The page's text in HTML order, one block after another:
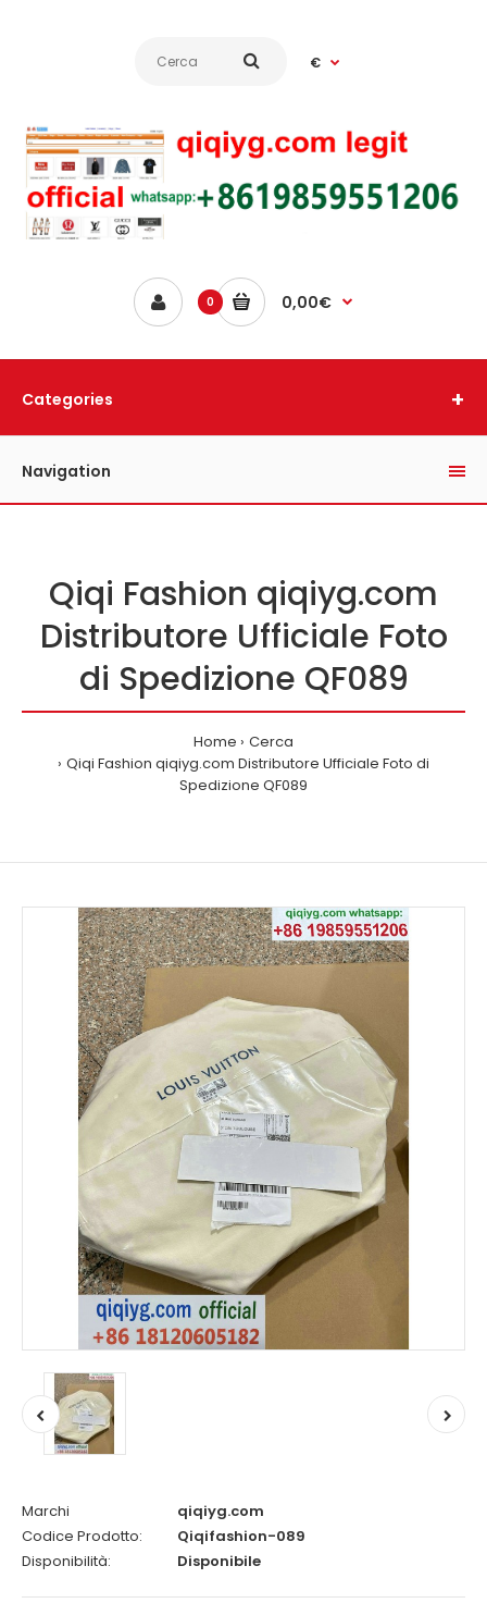
€
0 0,00€
Categories
Navigation
Qiqi Fashion qiqiyg.com
Distributore Ufficiale Foto
di Spedizione QF089
Home
Cerca
Qiqi Fashion qiqiyg.com Distributore Ufficiale Foto di
Spedizione QF089
Marchi
qiqiyg.com
Codice Prodotto:
Qiqifashion-089
Disponibilità:
Disponibile